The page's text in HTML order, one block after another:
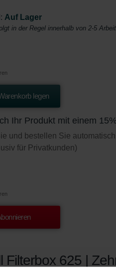
Auf Lager
in der Regel innerhalb von 2-5
legen
Ihr Produkt mit einem
und bestellen Sie
für Privatkunden)
625 |